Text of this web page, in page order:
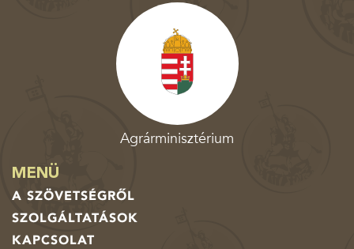
Agrárminisztérium
MENÜ
A SZÖVETSÉGRŐL
SZOLGÁLTATÁSOK
KAPCSOLAT